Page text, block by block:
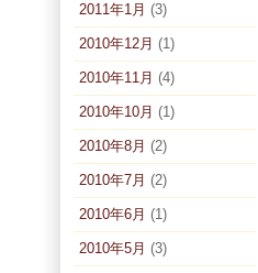
2011年1月 (3)
2010年12月 (1)
2010年11月 (4)
2010年10月 (1)
2010年8月 (2)
2010年7月 (2)
2010年6月 (1)
2010年5月 (3)